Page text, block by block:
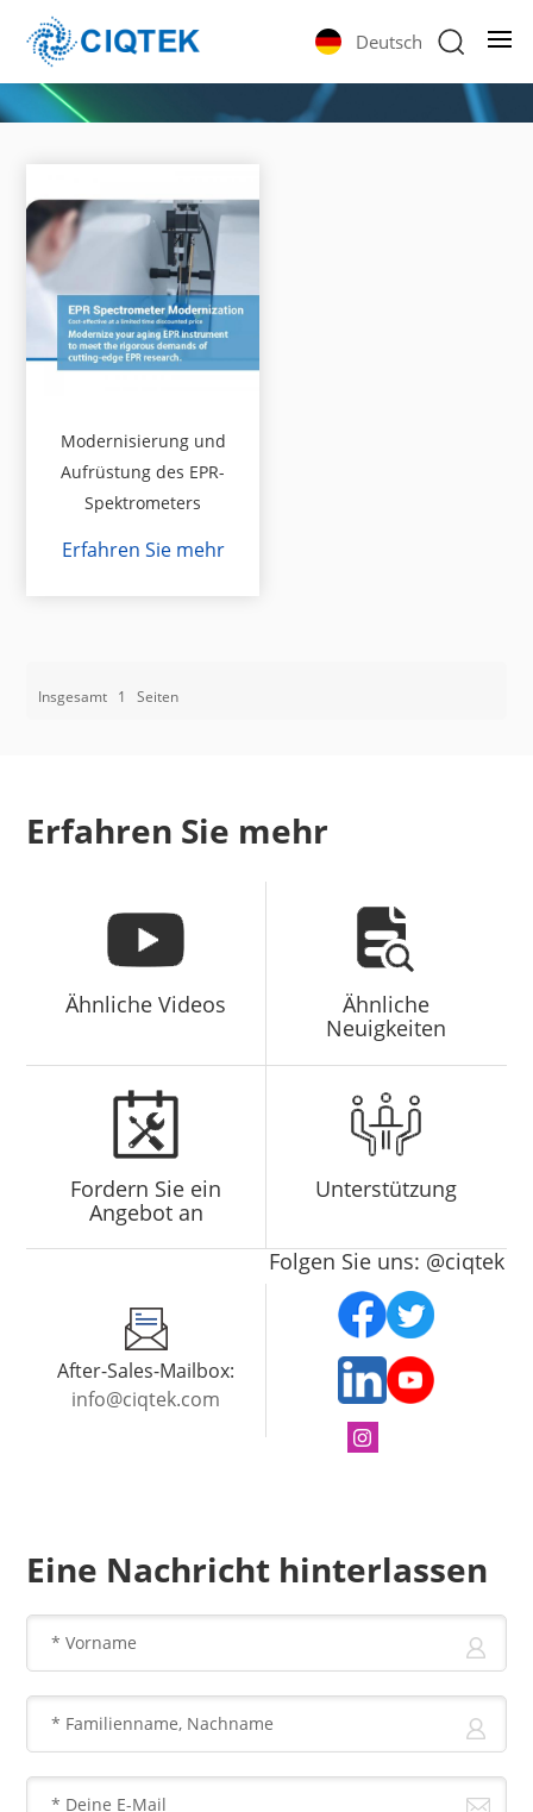
Deutsch
Modernisierung und
Aufrüstung des EPR-
Spektrometers
Erfahren Sie mehr
Insgesamt 1 Seiten
Erfahren Sie mehr
Ähnliche Videos
Ähnliche
Neuigkeiten
Fordern Sie ein
Angebot an
Unterstützung
After-Sales-Mailbox:
info@ciqtek.com
Folgen Sie uns: @ciqtek
Eine Nachricht hinterlassen